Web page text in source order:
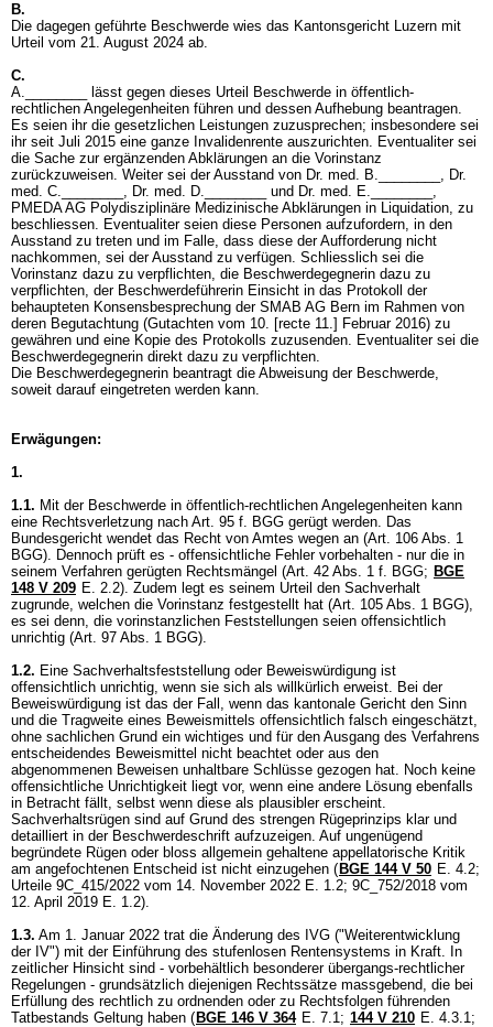
B.
Die dagegen geführte Beschwerde wies das Kantonsgericht Luzern mit
Urteil vom 21. August 2024 ab.
C.
A.________ lässt gegen dieses Urteil Beschwerde in öffentlich-
rechtlichen Angelegenheiten führen und dessen Aufhebung beantragen.
Es seien ihr die gesetzlichen Leistungen zuzusprechen; insbesondere sei
ihr seit Juli 2015 eine ganze Invalidenrente auszurichten. Eventualiter sei
die Sache zur ergänzenden Abklärungen an die Vorinstanz
zurückzuweisen. Weiter sei der Ausstand von Dr. med. B.________, Dr.
med. C.________, Dr. med. D.________ und Dr. med. E.________,
PMEDA AG Polydisziplinäre Medizinische Abklärungen in Liquidation, zu
beschliessen. Eventualiter seien diese Personen aufzufordern, in den
Ausstand zu treten und im Falle, dass diese der Aufforderung nicht
nachkommen, sei der Ausstand zu verfügen. Schliesslich sei die
Vorinstanz dazu zu verpflichten, die Beschwerdegegnerin dazu zu
verpflichten, der Beschwerdeführerin Einsicht in das Protokoll der
behaupteten Konsensbesprechung der SMAB AG Bern im Rahmen von
deren Begutachtung (Gutachten vom 10. [recte 11.] Februar 2016) zu
gewähren und eine Kopie des Protokolls zuzusenden. Eventualiter sei die
Beschwerdegegnerin direkt dazu zu verpflichten.
Die Beschwerdegegnerin beantragt die Abweisung der Beschwerde,
soweit darauf eingetreten werden kann.
Erwägungen:
1.
1.1. Mit der Beschwerde in öffentlich-rechtlichen Angelegenheiten kann
eine Rechtsverletzung nach Art. 95 f. BGG gerügt werden. Das
Bundesgericht wendet das Recht von Amtes wegen an (Art. 106 Abs. 1
BGG). Dennoch prüft es - offensichtliche Fehler vorbehalten - nur die in
seinem Verfahren gerügten Rechtsmängel (Art. 42 Abs. 1 f. BGG; BGE
148 V 209 E. 2.2). Zudem legt es seinem Urteil den Sachverhalt
zugrunde, welchen die Vorinstanz festgestellt hat (Art. 105 Abs. 1 BGG),
es sei denn, die vorinstanzlichen Feststellungen seien offensichtlich
unrichtig (Art. 97 Abs. 1 BGG).
1.2. Eine Sachverhaltsfeststellung oder Beweiswürdigung ist
offensichtlich unrichtig, wenn sie sich als willkürlich erweist. Bei der
Beweiswürdigung ist das der Fall, wenn das kantonale Gericht den Sinn
und die Tragweite eines Beweismittels offensichtlich falsch eingeschätzt,
ohne sachlichen Grund ein wichtiges und für den Ausgang des Verfahrens
entscheidendes Beweismittel nicht beachtet oder aus den
abgenommenen Beweisen unhaltbare Schlüsse gezogen hat. Noch keine
offensichtliche Unrichtigkeit liegt vor, wenn eine andere Lösung ebenfalls
in Betracht fällt, selbst wenn diese als plausibler erscheint.
Sachverhaltsrügen sind auf Grund des strengen Rügeprinzips klar und
detailliert in der Beschwerdeschrift aufzuzeigen. Auf ungenügend
begründete Rügen oder bloss allgemein gehaltene appellatorische Kritik
am angefochtenen Entscheid ist nicht einzugehen ( BGE 144 V 50 E. 4.2;
Urteile 9C_415/2022 vom 14. November 2022 E. 1.2; 9C_752/2018 vom
12. April 2019 E. 1.2).
1.3. Am 1. Januar 2022 trat die Änderung des IVG ("Weiterentwicklung
der IV") mit der Einführung des stufenlosen Rentensystems in Kraft. In
zeitlicher Hinsicht sind - vorbehältlich besonderer übergangs-rechtlicher
Regelungen - grundsätzlich diejenigen Rechtssätze massgebend, die bei
Erfüllung des rechtlich zu ordnenden oder zu Rechtsfolgen führenden
Tatbestands Geltung haben ( BGE 146 V 364 E. 7.1; 144 V 210 E. 4.3.1;